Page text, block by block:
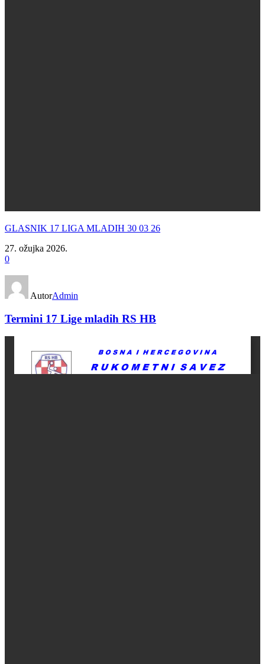
GLASNIK 17 LIGA MLADIH 30 03 26
27. ožujka 2026.
0
AutorAdmin
Termini 17 Lige mladih RS HB